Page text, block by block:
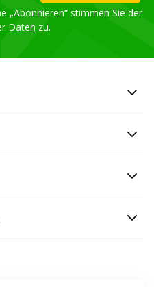
„Abonnieren“ stimmen Sie der
Daten zu.